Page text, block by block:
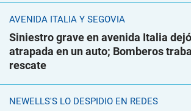
AVENIDA ITALIA Y SEGOVIA
Siniestro grave en avenida Italia
atrapada en un auto; Bomberos
rescate
NEWELLS'S LO DESPIDIÓ EN REDES